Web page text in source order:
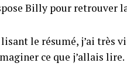
Billy pour retrouver
lisant le résumé, j’ai très
ce que j’allais lire.